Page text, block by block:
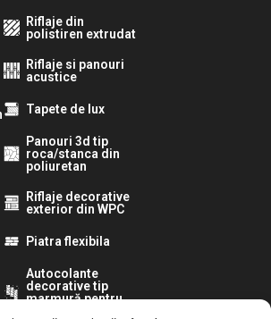
Riflaje din
polistiren extrudat
Riflaje si panouri
acustice
Tapete de lux
Panouri 3d tip
roca/stanca din
poliuretan
Riflaje decorative
exterior din WPC
Piatra flexibila
Autocolante
decorative tip
marmură pentru